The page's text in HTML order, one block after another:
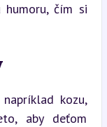
čím si
kozu,
aby deťom